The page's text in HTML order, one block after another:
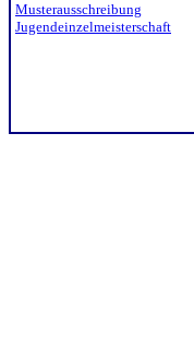
Musterausschreibung
Jugendeinzelmeisterschaft